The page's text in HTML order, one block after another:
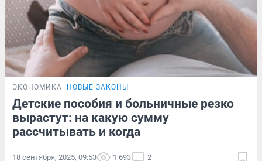
ЭКОНОМИКА НОВЫЕ ЗАКОНЫ
Детские пособия и больничные резко
вырастут: на какую сумму
рассчитывать и когда
18 сентября, 2025, 09:53 1 693 2